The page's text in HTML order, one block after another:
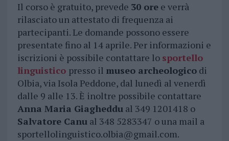
Il corso è gratuito, prevede 30 oree verrà
rilasciato un attestato di frequenza ai
partecipanti. Le domande possono essere
presentate fino al 14 aprile. Per informazioni e
iscrizioni è possibile contattare lo sportello
linguistico presso il museo archeologicodi
Olbia, via Isola Peddone, dal lunedì al venerdì
dalle 9 alle 13. È inoltre possibile contattare
Anna Maria Giagheddual 349 1201418 o
Salvatore Canual 348 5283347 o una mail a
sportellolinguistico.olbia@gmail.com.